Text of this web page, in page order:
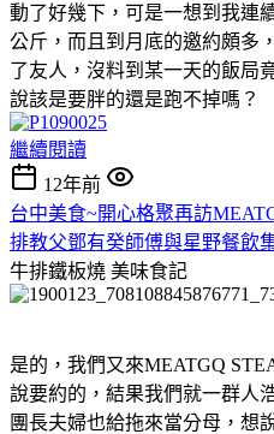
動了好幾下，可是一想到我連
公斤，而且到月底的邀約頗多
了友人，沒料到某一天的飯局
說該是要胖的還是跑不掉嗎？
繼續閱讀
12年前
台中美食~開心格聚再訪
排教父鄧有癸師傅與星野餐飲
牛排鐵板燒 美味食記
是的，我們又來MEATGQ
說要約的，結果我們就一群人
團長夫婦也給拖來當分母，想